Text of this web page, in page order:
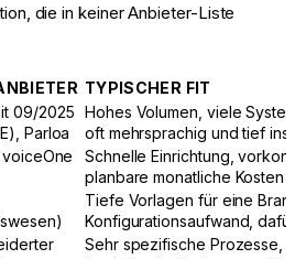
die in keiner Anbieter-Liste
TYPISCHER FIT
09/2025
Parloa
Hohes Volumen, viele
oft mehrsprachig und tief
Schnelle Einrichtung,
planbare monatliche Kosten
Tiefe Vorlagen für eine
Konfigurationsaufwand,
Sehr spezifische Prozesse,